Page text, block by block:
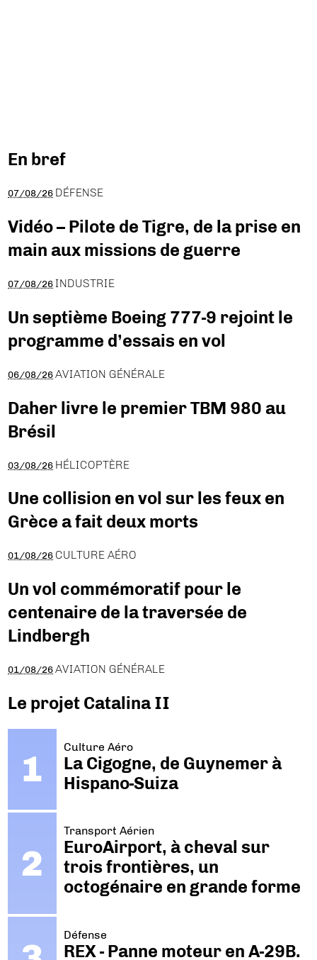
En bref
07/08/26 DÉFENSE
Vidéo – Pilote de Tigre, de la prise en
main aux missions de guerre
07/08/26 INDUSTRIE
Un septième Boeing 777-9 rejoint le
programme d’essais en vol
06/08/26 AVIATION GÉNÉRALE
Daher livre le premier TBM 980 au
Brésil
03/08/26 HÉLICOPTÈRE
Une collision en vol sur les feux en
Grèce a fait deux morts
01/08/26 CULTURE AÉRO
Un vol commémoratif pour le
centenaire de la traversée de
Lindbergh
01/08/26 AVIATION GÉNÉRALE
Le projet Catalina II
Culture Aéro
La Cigogne, de Guynemer à
Hispano-Suiza
Transport Aérien
EuroAirport, à cheval sur
trois frontières, un
octogénaire en grande forme
Défense
REX - Panne moteur en A-29B.